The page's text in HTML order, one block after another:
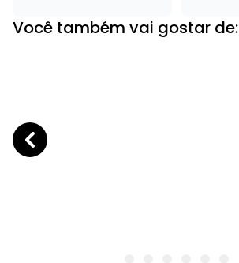
Você também vai gostar de: